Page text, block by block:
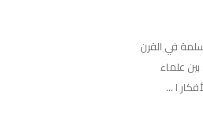
في القرن
علماء
ا ...